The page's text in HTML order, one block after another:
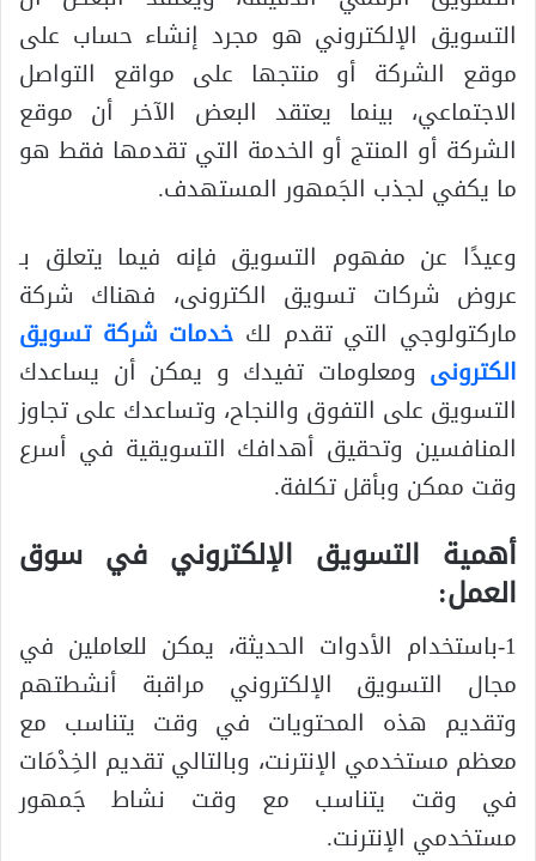
التسويق الإلكتروني هو مجرد إنشاء حساب على
موقع الشركة أو منتجها على مواقع التواصل
الاجتماعي، بينما يعتقد البعض الآخر أن موقع
الشركة أو المنتج أو الخدمة التي تقدمها فقط هو
ما يكفي لجذب الجَمهور المستهدف.
وعيدًا عن مفهوم التسويق فإنه فيما يتعلق بـ
عروض شركات تسويق الكترونى، فهناك شركة
ماركتولوجي التي تقدم لك خدمات شركة تسويق
الكترونى ومعلومات تفيدك و يمكن أن يساعدك
التسويق على التفوق والنجاح، وتساعدك على تجاوز
المنافسين وتحقيق أهدافك التسويقية في أسرع
وقت ممكن وبأقل تكلفة.
أهمية التسويق الإلكتروني في سوق
العمل:
1-باستخدام الأدوات الحديثة، يمكن للعاملين في
مجال التسويق الإلكتروني مراقبة أنشطتهم
وتقديم هذه المحتويات في وقت يتناسب مع
معظم مستخدمي الإنترنت، وبالتالي تقديم الخِدْمَات
في وقت يتناسب مع وقت نشاط جَمهور
مستخدمي الإنترنت.